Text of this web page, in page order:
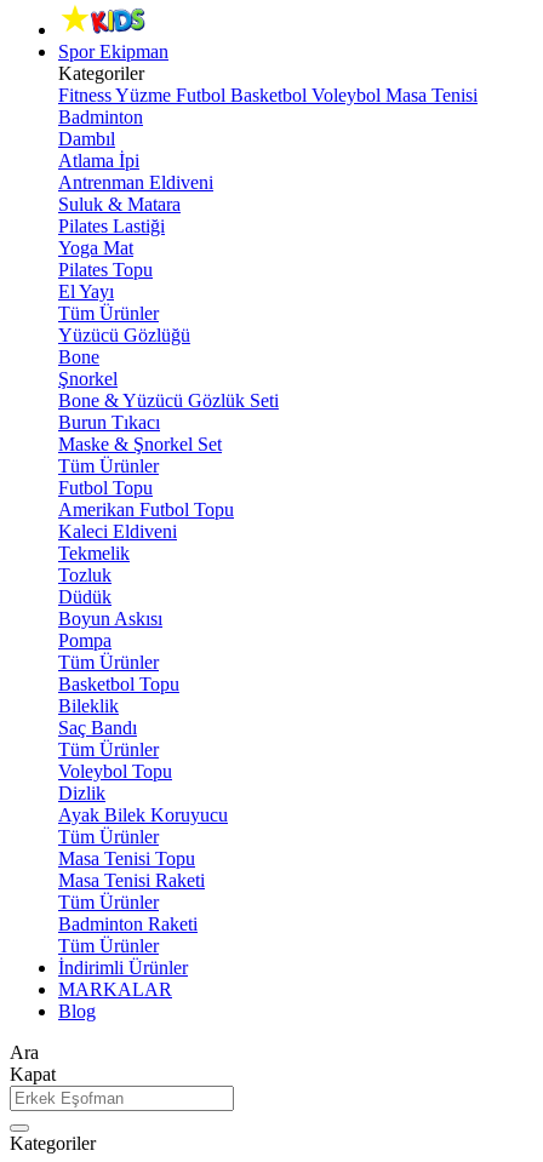
Spor Ekipman
Kategoriler
FitnessYüzme Futbol Basketbol Voleybol Masa Tenisi
Badminton
Dambıl
Atlama İpi
Antrenman Eldiveni
Suluk & Matara
Pilates Lastiği
Yoga Mat
Pilates Topu
El Yayı
Tüm Ürünler
Yüzücü Gözlüğü
Bone
Şnorkel
Bone & Yüzücü Gözlük Seti
Burun Tıkacı
Maske & Şnorkel Set
Tüm Ürünler
Futbol Topu
Amerikan Futbol Topu
Kaleci Eldiveni
Tekmelik
Tozluk
Düdük
Boyun Askısı
Pompa
Tüm Ürünler
Basketbol Topu
Bileklik
Saç Bandı
Tüm Ürünler
Voleybol Topu
Dizlik
Ayak Bilek Koruyucu
Tüm Ürünler
Masa Tenisi Topu
Masa Tenisi Raketi
Tüm Ürünler
Badminton Raketi
Tüm Ürünler
İndirimli Ürünler
MARKALAR
Blog
Ara
Kapat
Kategoriler